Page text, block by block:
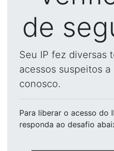
de
Seu IP fez diversas
acessos suspeitos
conosco.
Para liberar o acesso do
responda ao desafio